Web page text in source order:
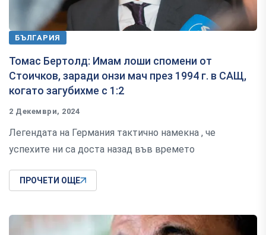
БЪЛГАРИЯ
Томас Бертолд: Имам лоши спомени от
Стоичков, заради онзи мач през 1994 г. в САЩ,
когато загубихме с 1:2
2 Декември, 2024
Легендата на Германия тактично намекна , че
успехите ни са доста назад във времето
ПРОЧЕТИ ОЩЕ